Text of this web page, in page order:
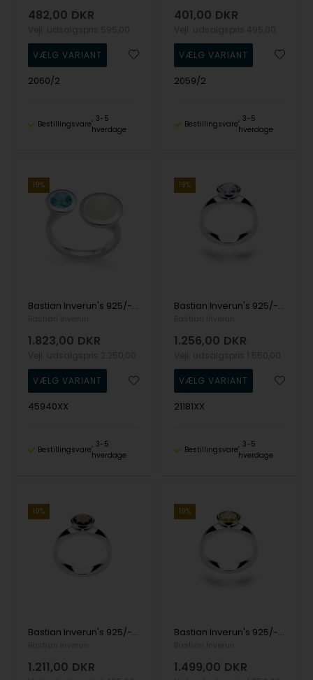
482,00 DKR
2060/2
Bestillingsvare
3-5
hverdage
401,00 DKR
2059/2
Bestillingsvare
3-5
hverdage
19%
Bastian Inverun's 925/- ring mat/pol., blå topas, månesten
1.823,00 DKR
45940XX
Bestillingsvare
3-5
hverdage
19%
Bastian Inverun's 925/- Ring, rho. blank, blå topas 1.70ct
1.256,00 DKR
21181XX
Bestillingsvare
3-5
hverdage
19%
Bastian Inverun's 925/- Ring blank, Granat 1,40ct
1.211,00 DKR
19%
Bastian Inverun's 925/- Ring, rho. blank, peridot 1.30ct
1.499,00 DKR